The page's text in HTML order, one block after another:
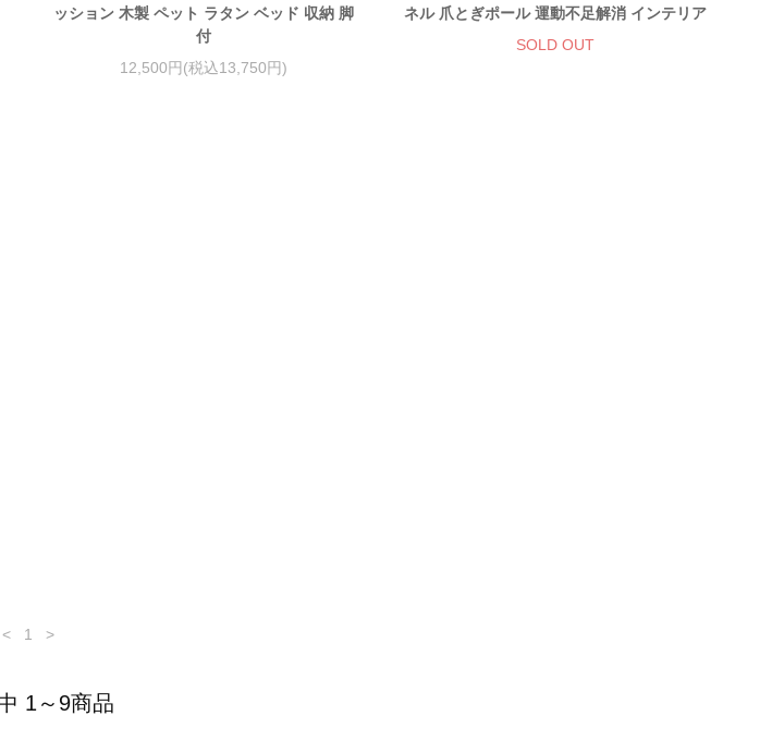
ッション 木製 ペット ラタン ベッド 収納 脚
付
12,500円(税込13,750円)
ネル 爪とぎポール 運動不足解消 インテリア
SOLD OUT
< 1 >
1～9商品